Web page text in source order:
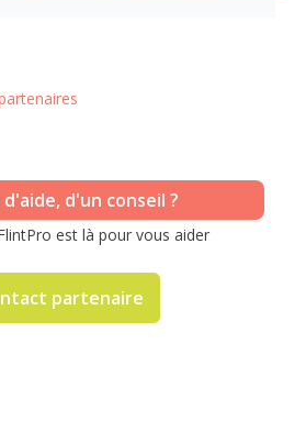
d'aide, d'un conseil ?
est là pour vous aider
partenaire